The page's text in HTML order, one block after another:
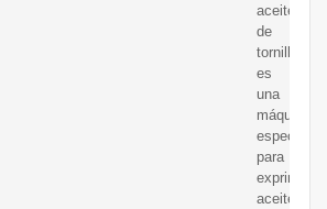
aceite
de
tornillo
es
una
máquina
especial
para
exprimir
aceite.